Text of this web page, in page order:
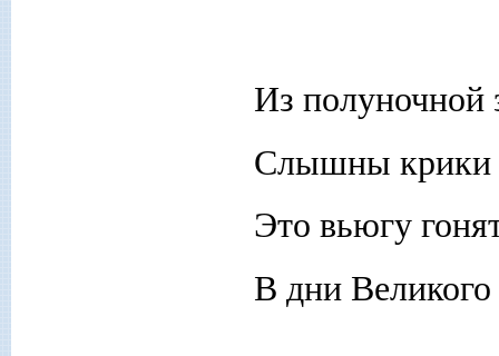
Из полуночной
Слышны крики
Это вьюгу
В дни Великого